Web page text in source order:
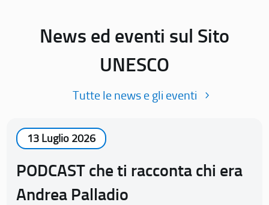
News ed eventi sul Sito
UNESCO
Tutte le news e gli eventi
13 Luglio 2026
PODCAST che ti racconta chi era
Andrea Palladio